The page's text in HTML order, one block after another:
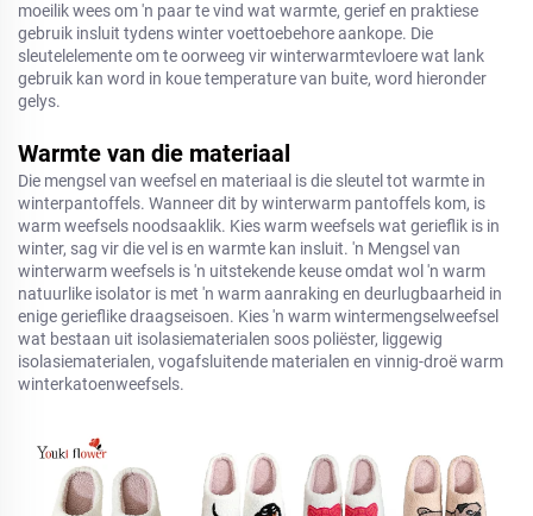
moeilik wees om 'n paar te vind wat warmte, gerief en praktiese
gebruik insluit tydens winter voettoebehore aankope. Die
sleutelelemente om te oorweeg vir winterwarmtevloere wat lank
gebruik kan word in koue temperature van buite, word hieronder
gelys.
Warmte van die materiaal
Die mengsel van weefsel en materiaal is die sleutel tot warmte in
winterpantoffels. Wanneer dit by winterwarm pantoffels kom, is
warm weefsels noodsaaklik. Kies warm weefsels wat gerieflik is in
winter, sag vir die vel is en warmte kan insluit. 'n Mengsel van
winterwarm weefsels is 'n uitstekende keuse omdat wol 'n warm
natuurlike isolator is met 'n warm aanraking en deurlugbaarheid in
enige gerieflike draagseisoen. Kies 'n warm wintermengselweefsel
wat bestaan uit isolasiematerialen soos poliëster, liggewig
isolasiematerialen, vogafsluitende materialen en vinnig-droë warm
winterkatoenweefsels.